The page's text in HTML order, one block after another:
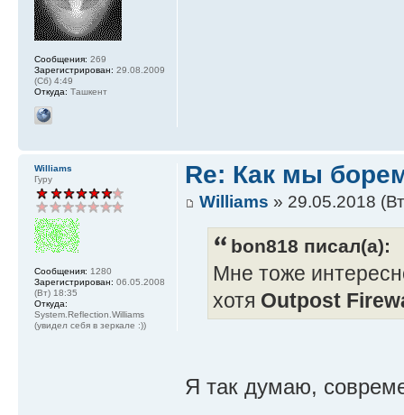
Сообщения: 269
Зарегистрирован: 29.08.2009
(Сб) 4:49
Откуда: Ташкент
Williams
Гуру
Сообщения: 1280
Зарегистрирован: 06.05.2008
(Вт) 18:35
Откуда:
System.Reflection.Williams
(увидел себя в зеркале :))
Re: Как мы
Williams » 29.05.2018
bon818 писал(а):
Мне тоже
хотя Outpost
Я так думаю,